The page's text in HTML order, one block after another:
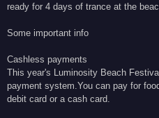
ready for 4 days of trance at the
Some important info
Cashless payments
This year's Luminosity Beach
payment system.You can pay for
debit card or a cash card.